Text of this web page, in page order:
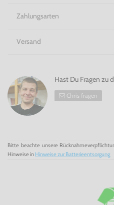
Zahlungsarten
Versand
Hast Du Fragen zu
Chris fragen
Bitte beachte unsere
Hinweise in Hinweise zur Batterieentsorgung